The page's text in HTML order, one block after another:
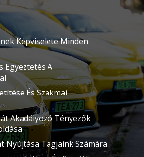
Képviselete Minden
Egyeztetés A
És Szakmai
Akadályozó Tényezők
Nyújtása Tagjaink Számára